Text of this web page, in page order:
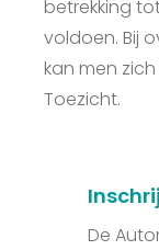
betrekking
voldoen. Bij
kan men
Toezicht.
De